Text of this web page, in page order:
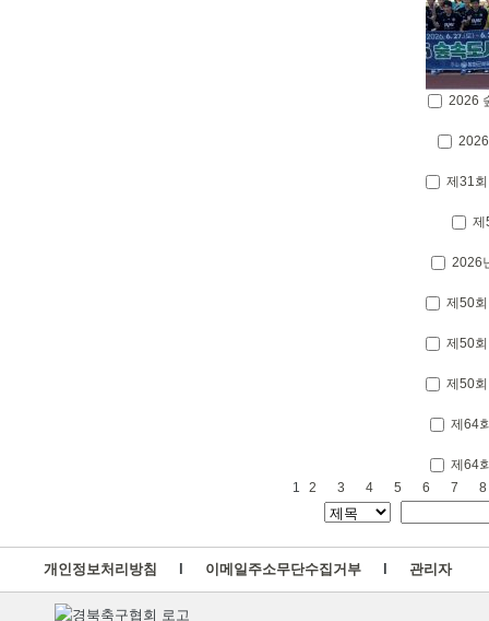
2026
제31
제
2026
제50
제50
제50
제64
제64
1
2 3 4 5 6 7 8
개인정보처리방침 이메일주소무단수집거부 관리자